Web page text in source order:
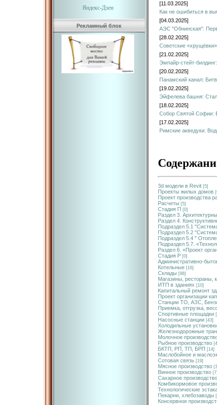
Яндекс-Дзен
Рекламный блок
[11.03.2025]
Как не ошибиться в
[04.03.2025]
АЭС "Обнинская":
[28.02.2025]
Советские
[21.02.2025]
Эмпайр-стейт-
[20.02.2025]
Панамский канал:
[19.02.2025]
Эйфелева башня:
[18.02.2025]
Собор Святой Софии:
[17.02.2025]
Римские акведуки:
3d модели в Revit [5]
Проекты жилых домов
Проект производства
Расчеты [5]
Стадия П [0]
Раздел 3.
Раздел 4.
Подраздел 5.1
Подраздел 5.2
Подраздел 5.4 "
Подраздел 5.7.
Раздел 6. «Проект
Стадия Р [0]
Административно-
Котельные [16]
Склады [98]
Магазины, рестораны,
ИТП в зданиях [10]
Капитальный ремонт
Проект организации
Станции ТО, АЗС,
Приемка, отгрузка,
Спортивные площадки
Насосные станции [43]
Холодильные
Железнодорожные
Молочное
Рыбное производство
БКТП, РП, ТП, БРП [14]
Маслобойное и
Сотовая связь [19]
Мясное производство
Винное производство
Сахарное производство
Комбикормовое
Технологические
Пекарни, хлебозаводы
Консервное